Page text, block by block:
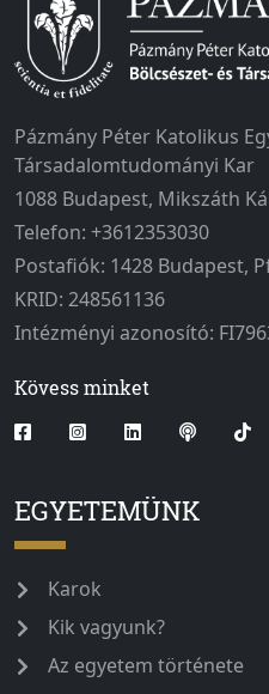
Pázmány Péter Katolikus
Társadalomtudományi Kar
1088 Budapest, Mikszáth
Telefon: +3612353030
Postafiók: 1428 Budapest,
KRID: 248561136
Intézményi azonosító:
Kövess minket
EGYETEMÜNK
Karok
Kik vagyunk?
Az egyetem története